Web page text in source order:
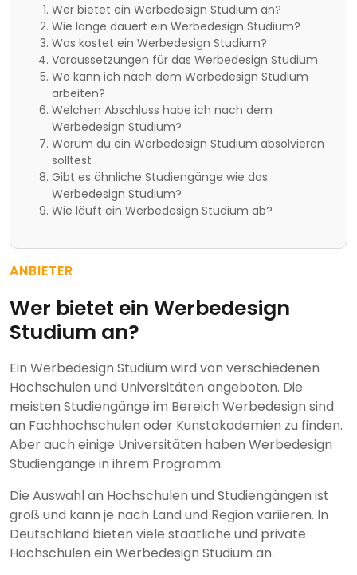
Wer bietet ein Werbedesign Studium an?
Wie lange dauert ein Werbedesign Studium?
Was kostet ein Werbedesign Studium?
Voraussetzungen für das Werbedesign Studium
Wo kann ich nach dem Werbedesign Studium
arbeiten?
Welchen Abschluss habe ich nach dem
Werbedesign Studium?
Warum du ein Werbedesign Studium absolvieren
solltest
Gibt es ähnliche Studiengänge wie das
Werbedesign Studium?
Wie läuft ein Werbedesign Studium ab?
ANBIETER
Wer bietet ein Werbedesign
Studium an?
Ein Werbedesign Studium wird von verschiedenen
Hochschulen und Universitäten angeboten. Die
meisten Studiengänge im Bereich Werbedesign sind
an Fachhochschulen oder Kunstakademien zu finden.
Aber auch einige Universitäten haben Werbedesign
Studiengänge in ihrem Programm.
Die Auswahl an Hochschulen und Studiengängen ist
groß und kann je nach Land und Region variieren. In
Deutschland bieten viele staatliche und private
Hochschulen ein Werbedesign Studium an.